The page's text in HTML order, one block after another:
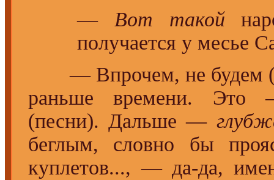
— Вот такой
получается у месье
— Впрочем, не будем
раньше времени. Это
(песни). Дальше —
беглым, словно бы
куплетов..., — да-да,